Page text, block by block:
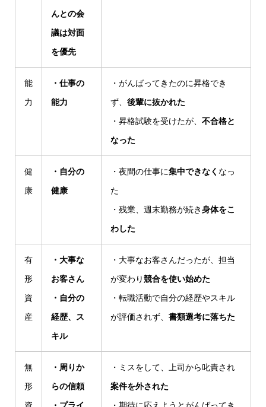
んとの会
議は対面
を優先
能
力
・仕事の
能力
・がんばってきたのに昇格でき
ず、 後輩に抜かれた
・昇格試験を受けたが、 不合格と
なった
健
康
・自分の
健康
・夜間の仕事に集中できなく なっ
た
・残業、週末勤務が続き身体をこ
わした
有
形
資
産
・大事な
お客さん
・自分の
経歴、ス
キル
・大事なお客さんだったが、担当
が変わり競合を使い始めた
・転職活動で自分の経歴やスキル
が評価されず、 書類選考に落ちた
無
形
資
・周りか
らの信頼
・プライ
・ミスをして、上司から叱責され
案件を外された
・期待に応えようとがんばってき